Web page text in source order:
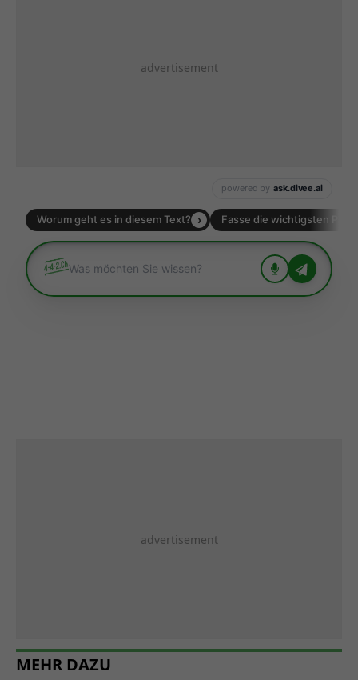
MEHR DAZU